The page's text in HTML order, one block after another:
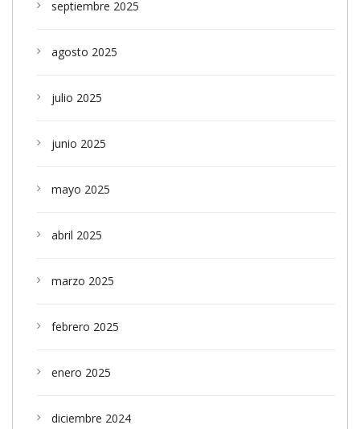
septiembre 2025
agosto 2025
julio 2025
junio 2025
mayo 2025
abril 2025
marzo 2025
febrero 2025
enero 2025
diciembre 2024